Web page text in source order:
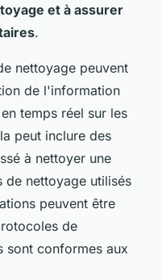
et à assurer
.
nettoyage peuvent
de l'information
temps réel sur les
peut inclure des
à nettoyer une
nettoyage utilisés
peuvent être
de
sont conformes aux